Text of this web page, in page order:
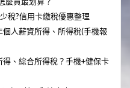
稅?信用卡繳稅優惠整理
人薪資所得、所得稅(手機報
得、綜合所得稅？手機+健保卡